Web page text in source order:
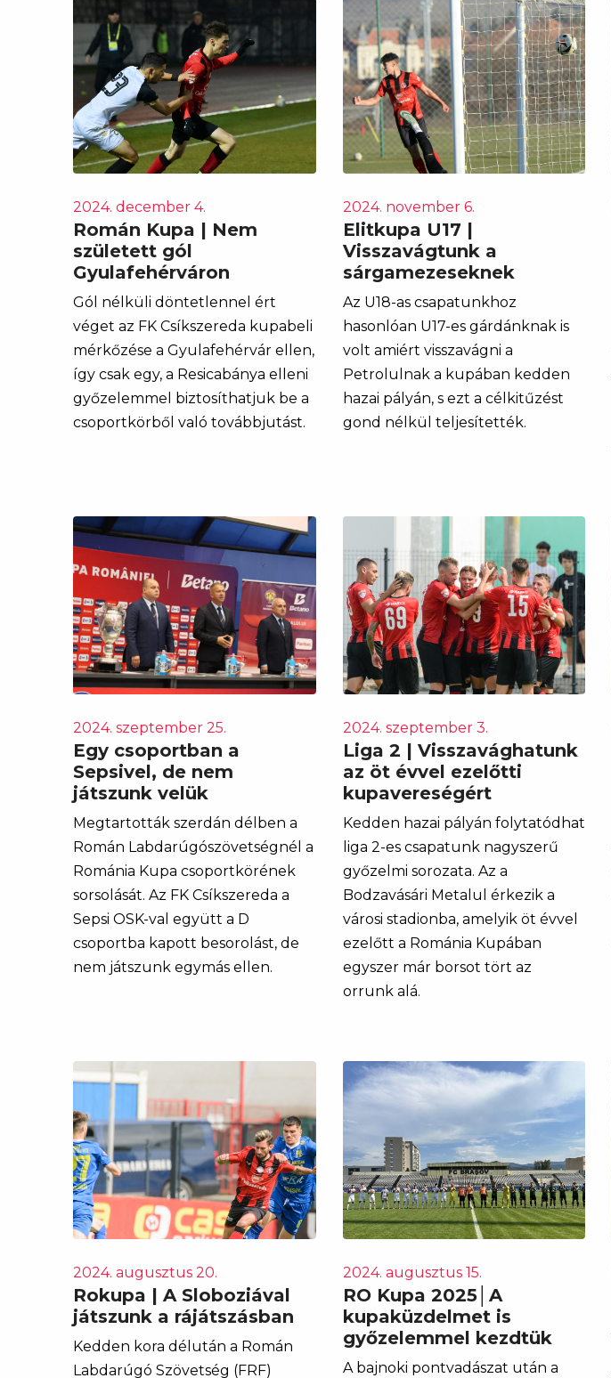
2024. december 4.
Román Kupa | Nem
született gól
Gyulafehérváron
Gól nélküli döntetlennel ért
véget az FK Csíkszereda kupabeli
mérkőzése a Gyulafehérvár ellen,
így csak egy, a Resicabánya elleni
győzelemmel biztosíthatjuk be a
csoportkörből való továbbjutást.
2024. november 6.
Elitkupa U17 |
Visszavágtunk a
sárgamezeseknek
Az U18-as csapatunkhoz
hasonlóan U17-es gárdánknak is
volt amiért visszavágni a
Petrolulnak a kupában kedden
hazai pályán, s ezt a célkitűzést
gond nélkül teljesítették.
2024. szeptember 25.
Egy csoportban a
Sepsivel, de nem
játszunk velük
Megtartották szerdán délben a
Román Labdarúgószövetségnél a
Románia Kupa csoportkörének
sorsolását. Az FK Csíkszereda a
Sepsi OSK-val együtt a D
csoportba kapott besorolást, de
nem játszunk egymás ellen.
2024. szeptember 3.
Liga 2 | Visszavághatunk
az öt évvel ezelőtti
kupavereségért
Kedden hazai pályán folytatódhat
liga 2-es csapatunk nagyszerű
győzelmi sorozata. Az a
Bodzavásári Metalul érkezik a
városi stadionba, amelyik öt évvel
ezelőtt a Románia Kupában
egyszer már borsot tört az
orrunk alá.
2024. augusztus 20.
Rokupa | A Sloboziával
játszunk a rájátszásban
Kedden kora délután a Román
Labdarúgó Szövetség (FRF)
2024. augusztus 15.
RO Kupa 2025│A
kupaküzdelmet is
győzelemmel kezdtük
A bajnoki pontvadászat után a